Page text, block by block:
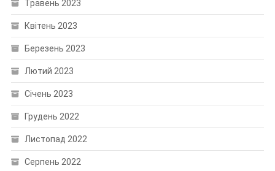
Травень 2023
Квітень 2023
Березень 2023
Лютий 2023
Січень 2023
Грудень 2022
Листопад 2022
Серпень 2022